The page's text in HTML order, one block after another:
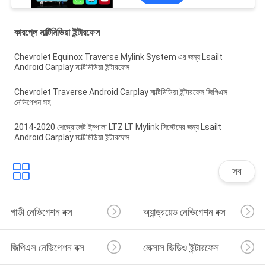
কারপ্লে মাল্টিমিডিয়া ইন্টারফেস
Chevrolet Equinox Traverse Mylink System এর জন্য Lsailt
Android Carplay মাল্টিমিডিয়া ইন্টারফেস
Chevrolet Traverse Android Carplay মাল্টিমিডিয়া ইন্টারফেস জিপিএস
নেভিগেশন সহ
2014-2020 শেভ্রোলেট ইম্পালা LTZ LT Mylink সিস্টেমের জন্য Lsailt
Android Carplay মাল্টিমিডিয়া ইন্টারফেস
সব
গাড়ী নেভিগেশন বক্স অ্যান্ড্রয়েড নেভিগেশন বক্স
জিপিএস নেভিগেশন বক্স লেক্সাস ভিডিও ইন্টারফেস